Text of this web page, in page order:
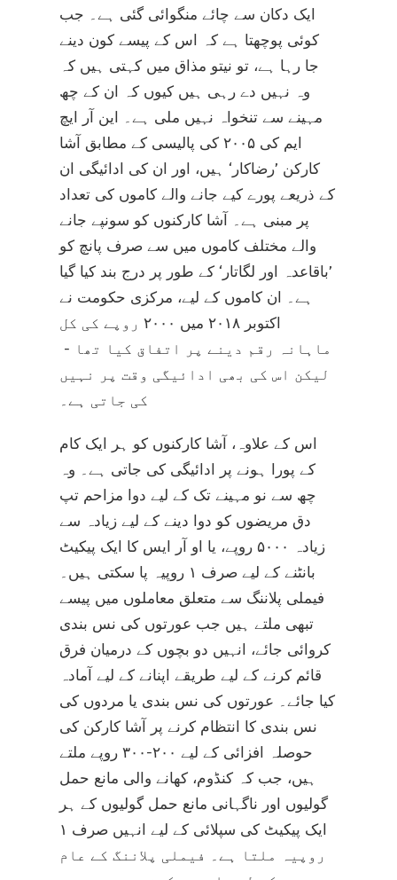
ایک دکان سے چائے منگوائی گئی ہے۔ جب
کوئی پوچھتا ہے کہ اس کے پیسے کون دینے
جا رہا ہے، تو نیتو مذاق میں کہتی ہیں کہ
وہ نہیں دے رہی ہیں کیوں کہ ان کے چھ
مہینے سے تنخواہ نہیں ملی ہے۔ این آر ایچ
ایم کی ۲۰۰۵ کی پالیسی کے مطابق آشا
کارکن ’رضاکار‘ ہیں، اور ان کی ادائیگی ان
کے ذریعے پورے کیے جانے والے کاموں کی تعداد
پر مبنی ہے۔ آشا کارکنوں کو سونپے جانے
والے مختلف کاموں میں سے صرف پانچ کو
’باقاعدہ اور لگاتار‘ کے طور پر درج بند کیا گیا
ہے۔ ان کاموں کے لیے، مرکزی حکومت نے
اکتوبر ۲۰۱۸ میں ۲۰۰۰ روپے کی کل
ماہانہ رقم دینے پر اتفاق کیا تھا -
لیکن اس کی بھی ادائیگی وقت پر نہیں
کی جاتی ہے۔
اس کے علاوہ، آشا کارکنوں کو ہر ایک کام
کے پورا ہونے پر ادائیگی کی جاتی ہے۔ وہ
چھ سے نو مہینے تک کے لیے دوا مزاحم تپ
دق مریضوں کو دوا دینے کے لیے زیادہ سے
زیادہ ۵۰۰۰ روپے، یا او آر ایس کا ایک پیکیٹ
بانٹنے کے لیے صرف ۱ روپیہ پا سکتی ہیں۔
فیملی پلاننگ سے متعلق معاملوں میں پیسے
تبھی ملتے ہیں جب عورتوں کی نس بندی
کروائی جائے، انہیں دو بچوں کے درمیان فرق
قائم کرنے کے لیے طریقے اپنانے کے لیے آمادہ
کیا جائے۔ عورتوں کی نس بندی یا مردوں کی
نس بندی کا انتظام کرنے پر آشا کارکن کی
حوصلہ افزائی کے لیے ۲۰۰-۳۰۰ روپے ملتے
ہیں، جب کہ کنڈوم، کھانے والی مانع حمل
گولیوں اور ناگہانی مانع حمل گولیوں کے ہر
ایک پیکیٹ کی سپلائی کے لیے انہیں صرف ۱
روپیہ ملتا ہے۔ فیملی پلاننگ کے عام